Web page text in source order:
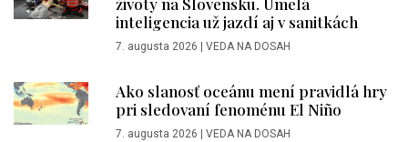
inteligencia už jazdí aj v sanitkách
7. augusta 2026 VEDA NA DOSAH
Ako slanosť oceánu mení pravidlá hry
pri sledovaní fenoménu El Niño
7. augusta 2026 VEDA NA DOSAH